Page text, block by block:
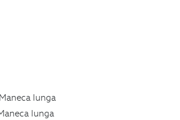
Maneca lunga
lunga